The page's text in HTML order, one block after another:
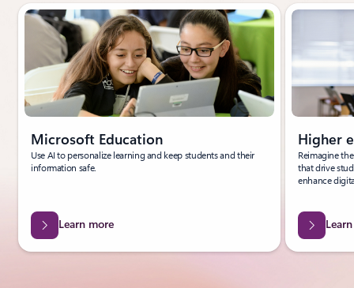
Showing slide 1 of 3
Microsoft Education
Use AI to personalize learning and keep students and their
information safe.
Learn more
Higher
Reimagine
that drive
enhance